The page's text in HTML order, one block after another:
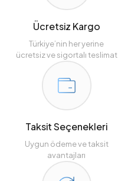
Ücretsiz Kargo
Türkiye’nin her yerine
ücretsiz ve sigortalı teslimat
Taksit Seçenekleri
Uygun ödeme ve taksit
avantajları